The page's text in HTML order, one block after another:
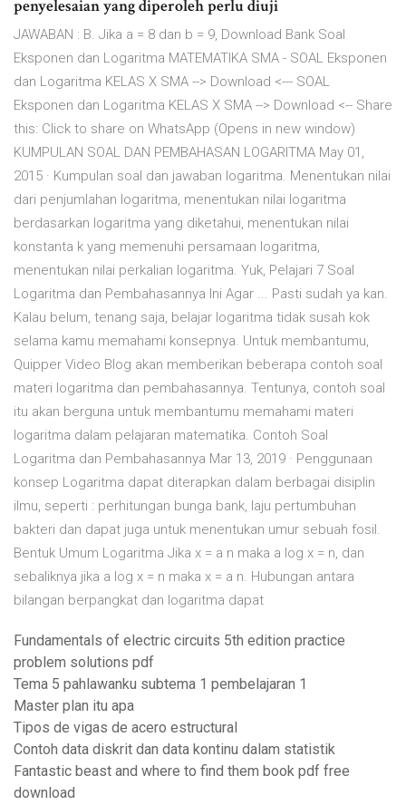
penyelesaian yang diperoleh perlu diuji
JAWABAN : B. Jika a = 8 dan b = 9, Download Bank Soal
Eksponen dan Logaritma MATEMATIKA SMA - SOAL Eksponen
dan Logaritma KELAS X SMA --> Download <--- SOAL
Eksponen dan Logaritma KELAS X SMA --> Download <-- Share
this: Click to share on WhatsApp (Opens in new window)
KUMPULAN SOAL DAN PEMBAHASAN LOGARITMA May 01,
2015 · Kumpulan soal dan jawaban logaritma. Menentukan nilai
dari penjumlahan logaritma, menentukan nilai logaritma
berdasarkan logaritma yang diketahui, menentukan nilai
konstanta k yang memenuhi persamaan logaritma,
menentukan nilai perkalian logaritma. Yuk, Pelajari 7 Soal
Logaritma dan Pembahasannya Ini Agar ... Pasti sudah ya kan.
Kalau belum, tenang saja, belajar logaritma tidak susah kok
selama kamu memahami konsepnya. Untuk membantumu,
Quipper Video Blog akan memberikan beberapa contoh soal
materi logaritma dan pembahasannya. Tentunya, contoh soal
itu akan berguna untuk membantumu memahami materi
logaritma dalam pelajaran matematika. Contoh Soal
Logaritma dan Pembahasannya Mar 13, 2019 · Penggunaan
konsep Logaritma dapat diterapkan dalam berbagai disiplin
ilmu, seperti : perhitungan bunga bank, laju pertumbuhan
bakteri dan dapat juga untuk menentukan umur sebuah fosil.
Bentuk Umum Logaritma Jika x = a n maka a log x = n, dan
sebaliknya jika a log x = n maka x = a n. Hubungan antara
bilangan berpangkat dan logaritma dapat
Fundamentals of electric circuits 5th edition practice
problem solutions pdf
Tema 5 pahlawanku subtema 1 pembelajaran 1
Master plan itu apa
Tipos de vigas de acero estructural
Contoh data diskrit dan data kontinu dalam statistik
Fantastic beast and where to find them book pdf free
download